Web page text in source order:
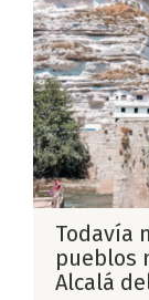
Todavía
pueblos
Alcalá